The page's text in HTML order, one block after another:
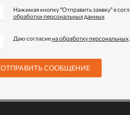
Нажимая кнопку "Отправить заявку" я
обработки персональных данных
Даю согласие на обработку
ОТПРАВИТЬ СООБЩЕНИЕ